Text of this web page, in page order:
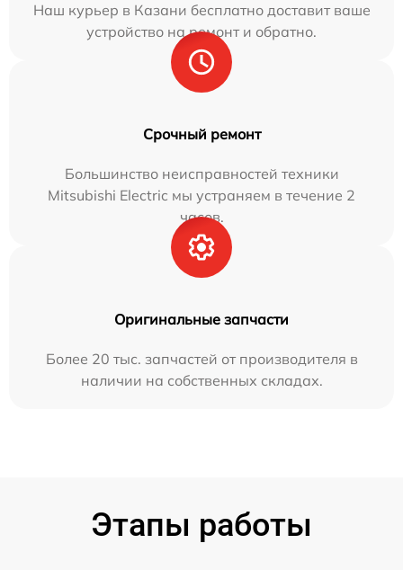
Наш курьер в Казани бесплатно доставит ваше
устройство на ремонт и обратно.
Срочный ремонт
Большинство неисправностей техники
Mitsubishi Electric мы устраняем в течение 2
часов.
Оригинальные запчасти
Более 20 тыс. запчастей от производителя в
наличии на собственных складах.
Этапы работы